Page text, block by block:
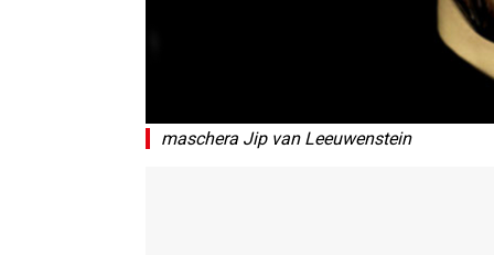
maschera Jip van Leeuwenstein